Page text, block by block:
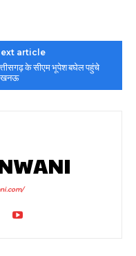
article
के सीएम भूपेश बघेल पहुंचे